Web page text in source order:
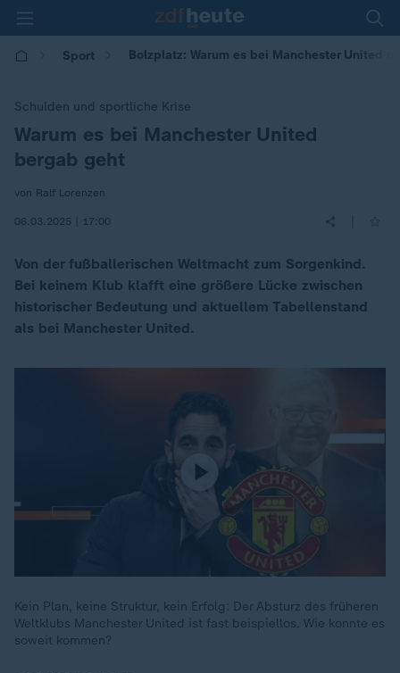
Sport Bolzplatz: Warum es bei Manchester United
Schulden und sportliche Krise
:
Warum es bei Manchester United
bergab geht
von Ralf Lorenzen
06.03.2025 | 17:00
Von der fußballerischen Weltmacht zum Sorgenkind.
Bei keinem Klub klafft eine größere Lücke zwischen
historischer Bedeutung und aktuellem Tabellenstand
als bei Manchester United.
Kein Plan, keine Struktur, kein Erfolg: Der Absturz des früheren
Weltklubs Manchester United ist fast beispiellos. Wie konnte es
soweit kommen?